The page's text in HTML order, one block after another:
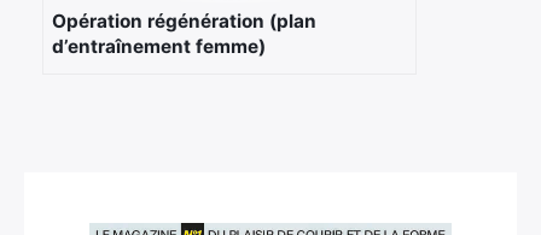
Opération régénération (plan
d’entraînement femme)